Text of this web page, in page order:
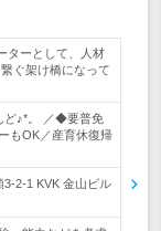
ターとして、人材
ぐ架け橋になって
ど♪*。 ／◆要普免
もOK／産育休復帰
3-2-1 KVK 金山ビル